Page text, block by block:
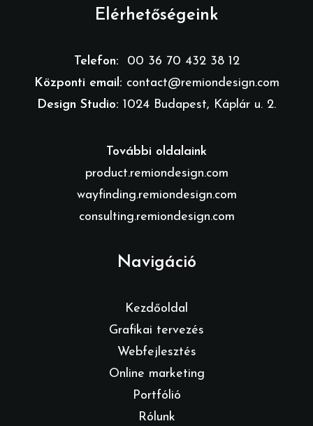
Elérhetőségeink
Telefon:
00 36 70 432 38 12
Központi email: contact@remiondesign.com
Design Studio: 1024 Budapest, Káplár u. 2.
További oldalaink
product.remiondesign.com
wayfinding.remiondesign.com
consulting.remiondesign.com
Navigáció
Kezdőoldal
Grafikai tervezés
Webfejlesztés
Online marketing
Portfólió
Rólunk